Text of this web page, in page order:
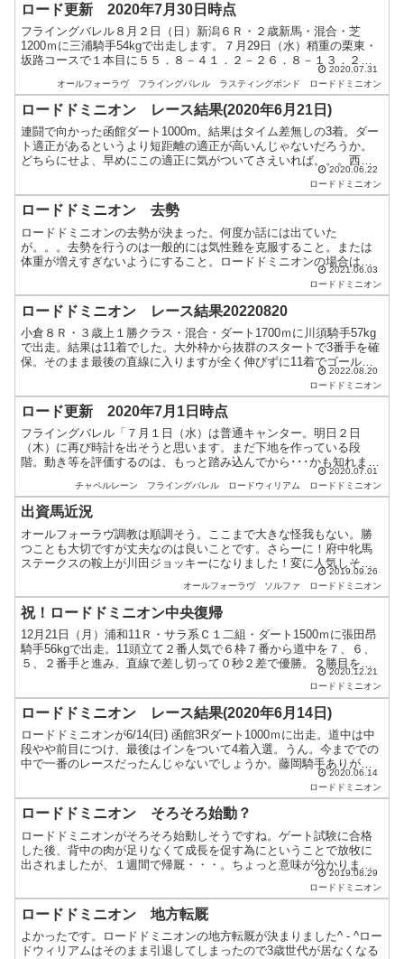
ロード更新 2020年7月30日時点
フライングバレル８月２日（日）新潟６Ｒ・２歳新馬・混合・芝
1200ｍに三浦騎手54kgで出走します。７月29日（水）稍重の栗東・
坂路コースで１本目に５５．８－４１．２－２６．８－１３．２
馬なりに乗っています。短評は「体も動きも良く」でした...2020.07.31
オールフォーラヴ
フライングバレル ラスティングボンド ロードドミニオン
ロードドミニオン レース結果(2020年6月21日)
連闘で向かった函館ダート1000m。結果はタイム差無しの3着。ダー
ト適正があるというより短距離の適正が高いんじゃないだろうか。
どちらにせよ、早めにこの適正に気がついてさえいれば。。。西浦
調教師を悪く言うつもりはありませんが、芝の短距離を1度...2020.06.22
ロードドミニオン
ロードドミニオン 去勢
ロードドミニオンの去勢が決まった。何度か話には出ていた
が。。。去勢を行うのは一般的には気性難を克服すること。または
体重が増えすぎないようにすること。ロードドミニオンの場合は気
性難が治ることを期待してということでしょう。良くなるといいな
2021.06.03
ロードドミニオン
ロードドミニオン レース結果20220820
小倉８Ｒ・３歳上１勝クラス・混合・ダート1700ｍに川須騎手57kg
で出走。結果は11着でした。大外枠から抜群のスタートで3番手を確
保。そのまま最後の直線に入りますが全く伸びずに11着でゴール。
2022.08.20
ロードドミニオン
ロード更新 2020年7月1日時点
フライングバレル「７月１日（水）は普通キャンター。明日２日
（木）に再び時計を出そうと思います。まだ下地を作っている段
階。動き等を評価するのは、もっと踏み込んでから･･･かも知れませ
ん。出走プランも白紙。今しばらくは基礎体力を養いましょう」
2020.07.01
チャペルレーン
フライングバレル ロードウィリアム ロードドミニオン
出資馬近況
オールフォーラヴ調教は順調そう。ここまで大きな怪我もない。勝
つことも大切ですが丈夫なのは良いことです。さらーに！府中牝馬
ステークスの鞍上が川田ジョッキーになりました！変に人気しそう
なのは嫌ですが、期待されている証拠。ワクワクしますねー。ミ
2019.09.26
オールフォーラヴ
ソルファ ロードドミニオン
祝！ロードドミニオン中央復帰
12月21日（月）浦和11Ｒ・サラ系Ｃ１二組・ダート1500ｍに張田昂
騎手56kgで出走。11頭立て２番人気で６枠７番から道中を７、６、
５、２番手と進み、直線で差し切って０秒２差で優勝。２勝目を飾
2020.12.21
ロードドミニオン
ロードドミニオン レース結果(2020年6月14日)
ロードドミニオンが6/14(日) 函館3Rダート1000ｍに出走。道中は中
段やや前目につけ、最後はインをついて4着入選。うん。今まででの
中で一番のレースだったんじゃないでしょうか。藤岡騎手ありがと
2020.06.14
ロードドミニオン
ロードドミニオン そろそろ始動？
ロードドミニオンがそろそろ始動しそうですね。ゲート試験に合格
した後、背中の肉が足りなくて成長を促す為にということで放牧に
出されましたが、１週間で帰厩・・・。ちょっと意味が分かりませ
ん。大切に扱ってあげてくださいね・・・。この世代で一番可能
2019.08.29
ロードドミニオン
ロードドミニオン 地方転厩
よかったです。ロードドミニオンの地方転厩が決まりました^ - ^ロー
ドウィリアムはそのまま引退してしまったので3歳世代が居なくなる